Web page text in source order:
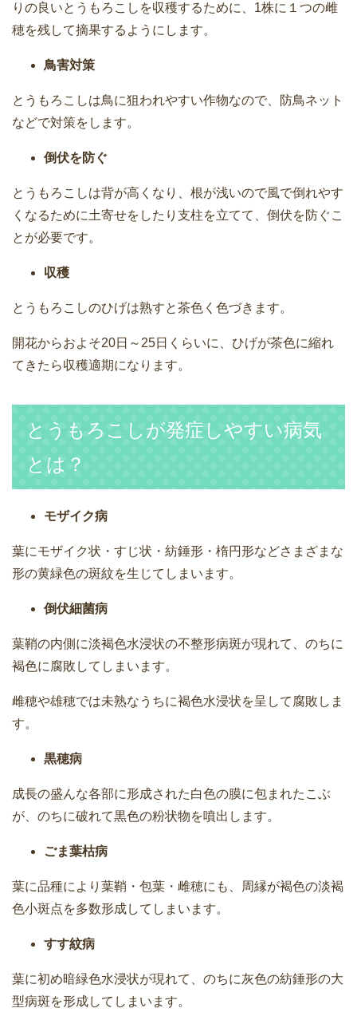
りの良いとうもろこしを収穫するために、1株に１つの雌
穂を残して摘果するようにします。
鳥害対策
とうもろこしは鳥に狙われやすい作物なので、防鳥ネット
などで対策をします。
倒伏を防ぐ
とうもろこしは背が高くなり、根が浅いので風で倒れやす
くなるために土寄せをしたり支柱を立てて、倒伏を防ぐこ
とが必要です。
収穫
とうもろこしのひげは熟すと茶色く色づきます。
開花からおよそ20日～25日くらいに、ひげが茶色に縮れ
てきたら収穫適期になります。
とうもろこしが発症しやすい病気
とは？
モザイク病
葉にモザイク状・すじ状・紡錘形・楕円形などさまざまな
形の黄緑色の斑紋を生じてしまいます。
倒伏細菌病
葉鞘の内側に淡褐色水浸状の不整形病斑が現れて、のちに
褐色に腐敗してしまいます。
雌穂や雄穂では未熟なうちに褐色水浸状を呈して腐敗しま
す。
黒穂病
成長の盛んな各部に形成された白色の膜に包まれたこぶ
が、のちに破れて黒色の粉状物を噴出します。
ごま葉枯病
葉に品種により葉鞘・包葉・雌穂にも、周縁が褐色の淡褐
色小斑点を多数形成してしまいます。
すす紋病
葉に初め暗緑色水浸状が現れて、のちに灰色の紡錘形の大
型病斑を形成してしまいます。